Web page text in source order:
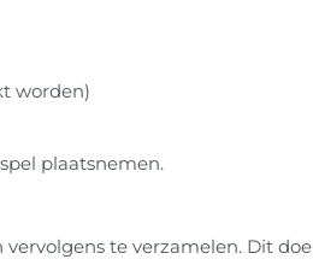
worden)
plaatsnemen.
te verzamelen. Dit